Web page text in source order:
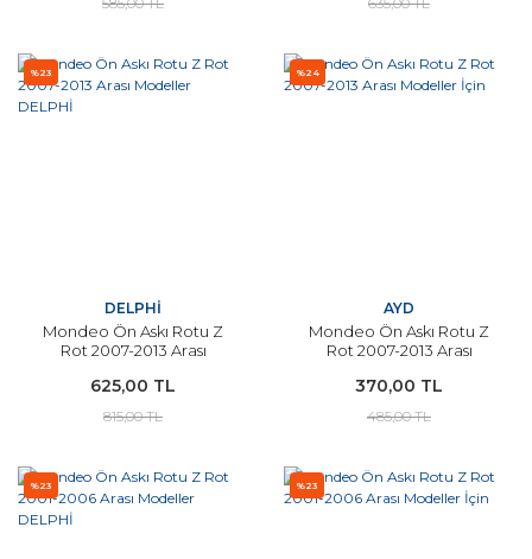
%23
DELPHİ
Mondeo Ön Askı Rotu Z
Rot 2007-2013 Arası
625,00 TL
815,00 TL
%24
AYD
Mondeo Ön Askı Rotu Z
Rot 2007-2013 Arası
370,00 TL
485,00 TL
%23 %23